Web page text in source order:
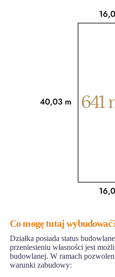
Co mogę tutaj
Działka posiada status
przeniesieniu własności jest
budowlanej. W ramach
warunki zabudowy: